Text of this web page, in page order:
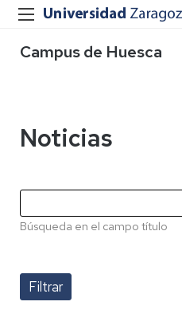
Campus de Huesca
Noticias
Búsqueda en el campo título